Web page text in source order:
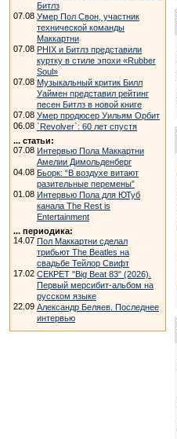
Битлз
07.08 Умер Пол Свон, участник
технической команды
Маккартни
07.08 PHIX и Битлз представили
куртку в стиле эпохи «Rubber
Soul»
07.08 Музыкальный критик Билл
Уаймен представил рейтинг
песен Битлз в новой книге
07.08 Умер продюсер Уильям Орбит
06.08 `Revolver`: 60 лет спустя
... статьи:
07.08 Интервью Пола Маккартни
Амелии Димольденберг
04.08 Бьорк: “В воздухе витают
разительные перемены”
01.08 Интервью Пола для ЮТуб
канала The Rest is
Entertainment
... периодика:
14.07 Пол Маккартни сделал
трибьют The Beatles на
свадьбе Тейлор Свифт
17.02 СЕКРЕТ "Big Beat 83" (2026).
Первый мерсибит-альбом на
русском языке
22.09 Александр Беляев. Последнее
интервью